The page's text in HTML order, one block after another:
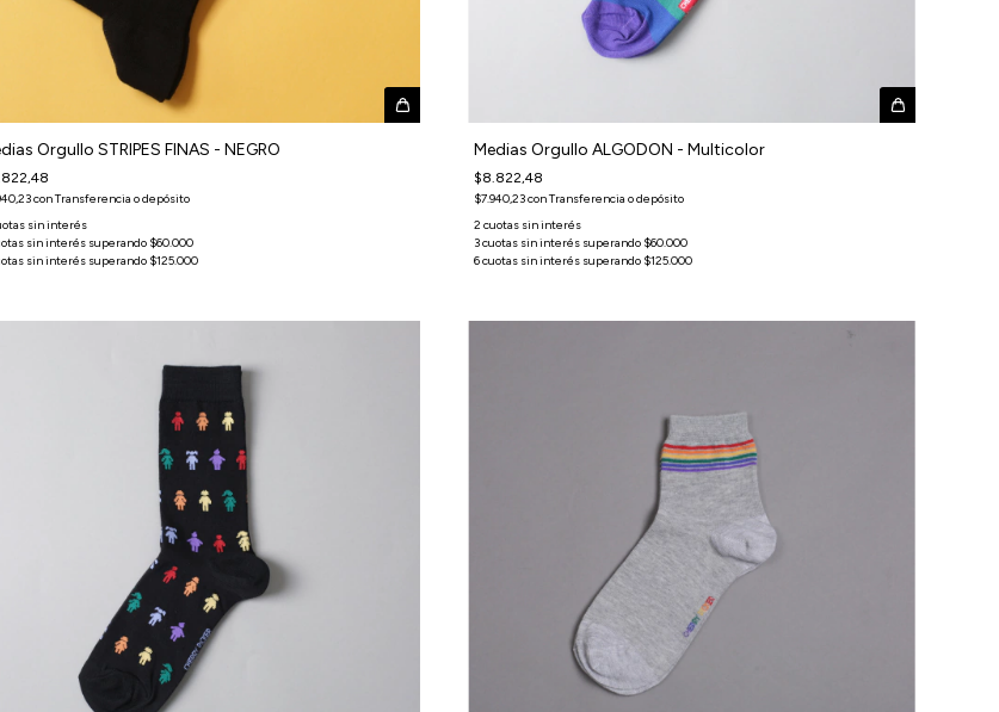
Orgullo STRIPES FINAS - NEGRO
conTransferencia o depósito
Medias Orgullo ALGODON - Multicolor
$8.822,48
$7.940,23conTransferencia o depósito